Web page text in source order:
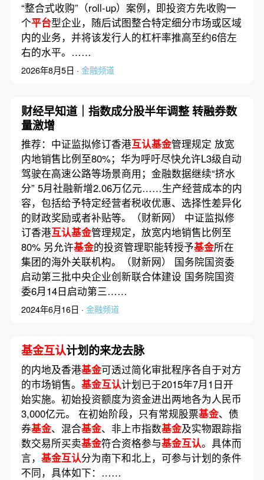
“整合式收购”（roll-up）案例，即投资方先收购一
个平台型企业，随后试图整合特定细分市场或区域
内的业务，并将该发行人的杠杆率推高至约6倍左
右的水平。……
2026年8月5日 · 金融频道
财经早知道｜指数成分股半年调整 转融券数
量激增
推荐：中证监拟修订香港互认基金管理规定 放宽
内地销售比例至80%；华为呼吁尽快允许L3级自动
驾驶在高速公路等场景商用；金融数据继续“挤水
分” 5月社融新增2.06万亿元……生产经营成本的内
容，包括给予特定经营者税收优惠、选择性差异化
的财政奖励或者补贴等。（财新网） 中证监拟修
订香港互认基金管理规定，放宽内地销售比例至
80% 另允许基金的投资管理职能转授予基金所在
集团的海外关联机构。（财新网） 国务院国资委
启动第三批中央企业创新联合体建设 国务院国资
委6月14日启动第三……
2024年6月16日 · 金融频道
基金互认计划的来龙去脉
的内地及香港基金可透过简化审批程序各自于对方
的市场销售。 基金互认计划已于2015年7月1日开
始实施。初始投资额度为资金进出两地各为人民币
3,000亿元。 在初始阶段，只有常规股票基金、债
券基金、混合基金、非上市指数基金及实物跟踪指
数交易所买卖基金符合资格参与基金互认。具体而
言， 基金互认分为南下和北上，可参与计划的条件
不同，具体如下：……